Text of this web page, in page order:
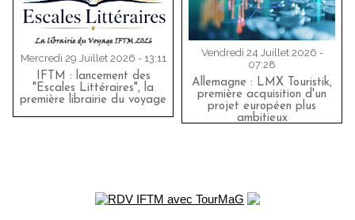
Mercredi 29 Juillet 2026 - 13:11
IFTM : lancement des
"Escales Littéraires", la
première librairie du voyage
Vendredi 24 Juillet 2026 -
07:28
Allemagne : LMX Touristik,
première acquisition d'un
projet européen plus
ambitieux